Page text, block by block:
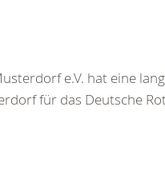
e.V. hat eine
für das Deutsche